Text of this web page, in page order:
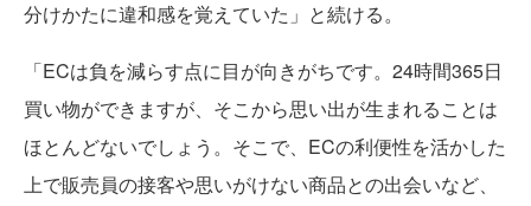
分けかたに違和感を覚えていた」と続ける。
「ECは負を減らす点に目が向きがちです。24時間365日
買い物ができますが、そこから思い出が生まれることは
ほとんどないでしょう。そこで、ECの利便性を活かした
上で販売員の接客や思いがけない商品との出会いなど、